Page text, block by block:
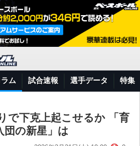
ム 試合速報 選手データ 特集
で下克上起こせるか 「育
団の新星」は